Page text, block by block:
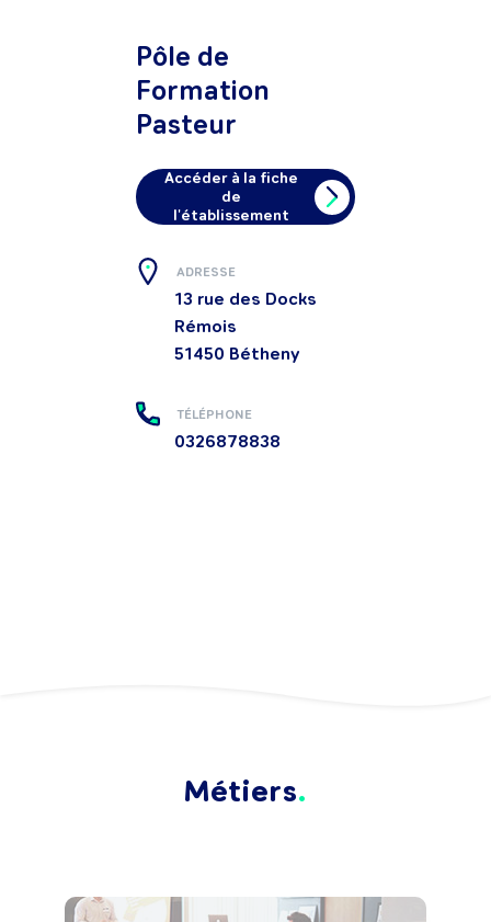
Pôle de
Formation
Pasteur
Accéder à la fiche
de
l'établissement
ADRESSE
13 rue des Docks
Rémois
51450 Bétheny
TÉLÉPHONE
0326878838
Métiers